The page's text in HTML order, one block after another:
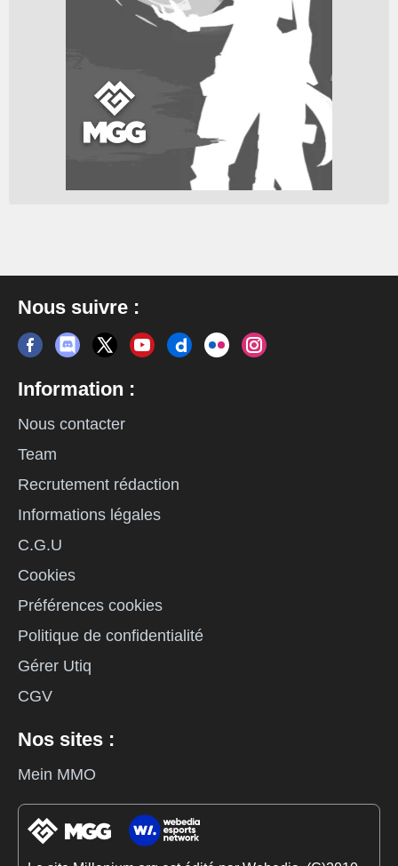
Nous suivre :
Information :
Nous contacter
Team
Recrutement rédaction
Informations légales
C.G.U
Cookies
Préférences cookies
Politique de confidentialité
Gérer Utiq
CGV
Nos sites :
Mein MMO